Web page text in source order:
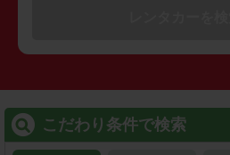
こだわり条件で検索